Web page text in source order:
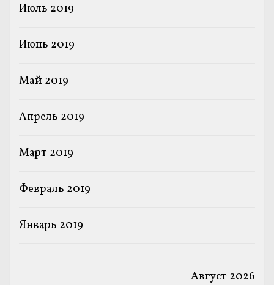
Июль 2019
Июнь 2019
Май 2019
Апрель 2019
Март 2019
Февраль 2019
Январь 2019
Август 2026